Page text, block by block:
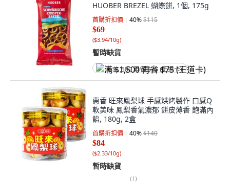
HUOBER BREZEL 蝴蝶餅, 1個, 175g
首購折扣價 40%$115
$69
($3.94/10g)
暫時缺貨
满 $1,500 再省 $75 (王道卡)
惠香 旺來鳳梨球 手感烘烤製作 口感Q
軟美味 鳳梨香氣濃郁 餅皮薄香 飽滿內
餡, 180g, 2盒
首購折扣價 40%$140
$84
($2.33/10g)
暫時缺貨
(1)